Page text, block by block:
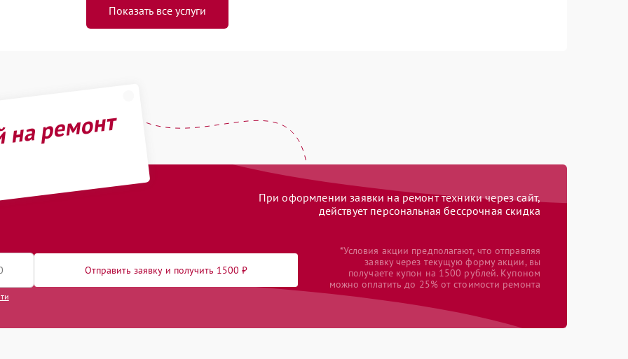
Показать все услуги
ремонт
При оформлении заявки на ремонт техники через сайт,
действует персональная бессрочная скидка
Отправить заявку и получить 1500 ₽
*Условия акции предполагают, что отправляя
заявку через текущую форму акции, вы
получаете купон на 1500 рублей. Купоном
можно оплатить до 25% от стоимости ремонта